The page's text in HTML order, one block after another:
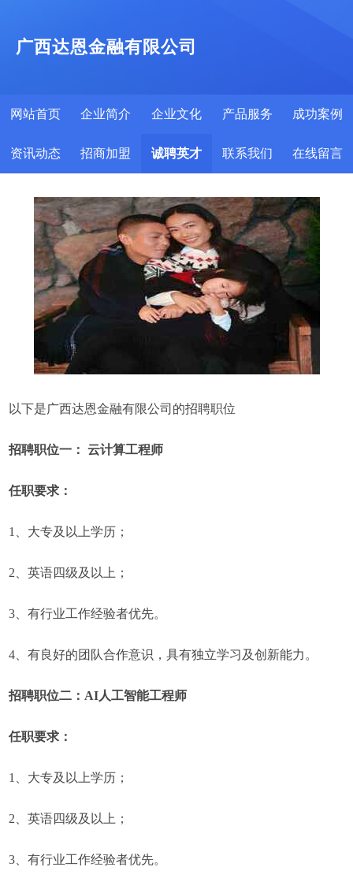
广西达恩金融有限公司
网站首页 企业简介 企业文化 产品服务 成功案例
资讯动态 招商加盟 诚聘英才 联系我们 在线留言
以下是广西达恩金融有限公司的招聘职位
招聘职位一： 云计算工程师
任职要求：
1、大专及以上学历；
2、英语四级及以上；
3、有行业工作经验者优先。
4、有良好的团队合作意识，具有独立学习及创新能力。
招聘职位二：AI人工智能工程师
任职要求：
1、大专及以上学历；
2、英语四级及以上；
3、有行业工作经验者优先。